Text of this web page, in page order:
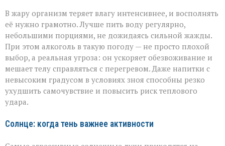
В жару организм теряет влагу интенсивнее, и восполнять
её нужно грамотно. Лучше пить воду регулярно,
небольшими порциями, не дожидаясь сильной жажды.
При этом алкоголь в такую погоду — не просто плохой
выбор, а реальная угроза: он ускоряет обезвоживание и
мешает телу справляться с перегревом. Даже напитки с
невысоким градусом в условиях зноя способны резко
ухудшить самочувствие и повысить риск теплового
удара.
Солнце: когда тень важнее активности